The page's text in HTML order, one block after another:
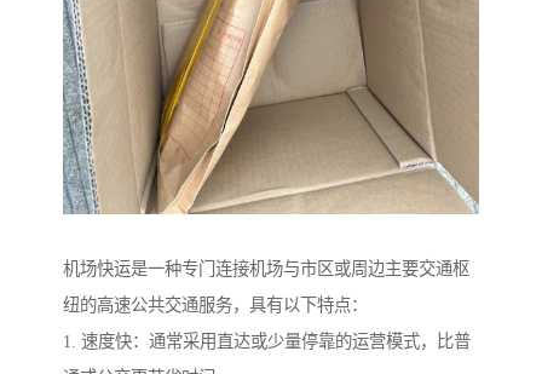
机场快运是一种专门连接机场与市区或周边主要交通枢
纽的高速公共交通服务，具有以下特点：
1. 速度快：通常采用直达或少量停靠的运营模式，比普